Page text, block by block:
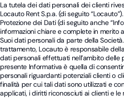
La tutela dei dati personali dei clienti
Locauto Rent S.p.a. (di seguito
Protezione dei Dati (di seguito anche
informazioni chiare e complete in merito
Suoi dati personali da parte della
trattamento, Locauto è responsabile
dati personali effettuati nell’ambito delle
presente Informativa è quella di
personali riguardanti potenziali clienti o
finalità per cui tali dati sono utilizzati e
applicati, i diritti riconosciuti ai clienti e le